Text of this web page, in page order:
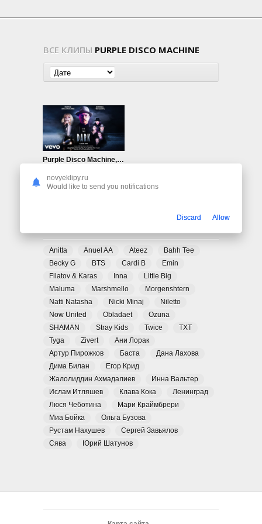
ВСЕ КЛИПЫ PURPLE DISCO MACHINE
Purple Disco Machine, Sophie and the Giants — In The Dark
Anitta Anuel AA Ateez
Bahh Tee
Becky G
BTS Cardi B
Emin
Filatov & Karas
Inna
Little Big
Maluma
Marshmello
Morgenshtern
Natti Natasha
Nicki Minaj
Niletto
Now United
Obladaet
Ozuna
SHAMAN
Stray Kids Twice
TXT
Tyga
Zivert
Ани Лорак
Артур Пирожков
Баста
Дана Лахова
Дима Билан
Егор Крид
Жалолиддин Ахмадалиев
Инна Вальтер
Ислам Итляшев
Клава Кока
Ленинград
Люся Чеботина
Мари Краймбрери
Миа Бойка
Ольга Бузова
Рустам Нахушев
Сергей Завьялов
Сява
Юрий Шатунов
novyeklipy.ru
Would like to send you notifications
Discard Allow